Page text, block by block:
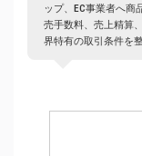
ップ、EC事業者へ
売手数料、売上精算
界特有の取引条件を